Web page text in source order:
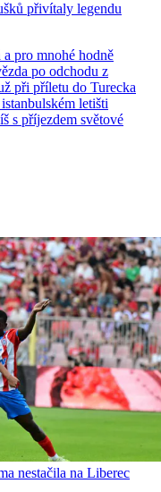
přivítaly legendu
pro mnohé hodně
po odchodu z
při příletu do Turecka
letišti
s příjezdem světové
nestačila na Liberec